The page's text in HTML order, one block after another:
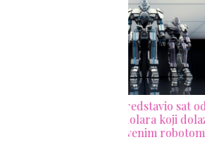
Jacob &
“Kuma” u
vredno